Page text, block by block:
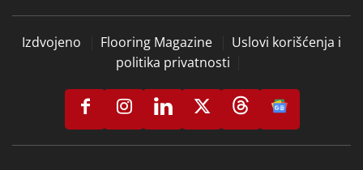
Izdvojeno Flooring Magazine
Uslovi korišćenja i
politika privatnosti